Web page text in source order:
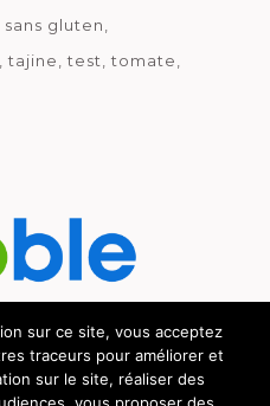
sans gluten
tajine test
tomate
de la cuisine.
sur ce site, vous acceptez
traceurs pour améliorer et
sur le site, réaliser des